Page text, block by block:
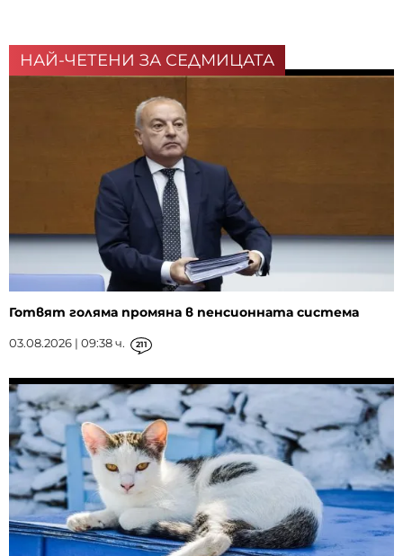
НАЙ-ЧЕТЕНИ ЗА СЕДМИЦАТА
Готвят голяма промяна в пенсионната система
03.08.2026 | 09:38 ч. 211